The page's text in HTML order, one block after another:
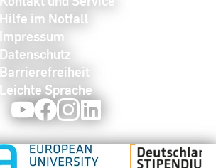
Hilfe im Notfall
Impressum
Datenschutz
Barrierefreiheit
Leichte Sprache
YoutubeFacebookInstagram